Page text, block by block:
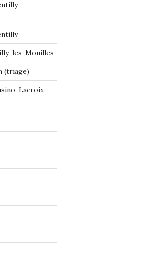
–
les-Mouilles
(triage)
Lacroix-